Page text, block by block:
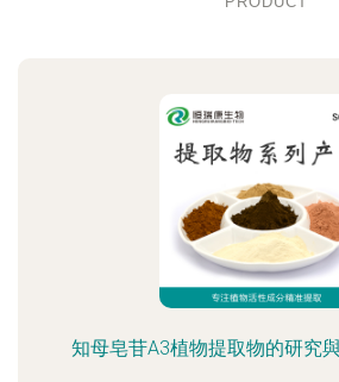
知母皂苷A3植物提取物的研究